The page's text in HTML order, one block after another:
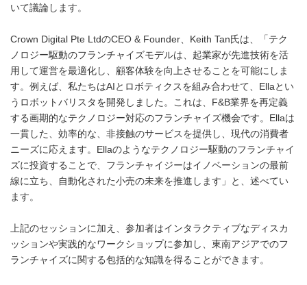
いて議論します。
Crown Digital Pte LtdのCEO & Founder、Keith Tan氏は、「テク
ノロジー駆動のフランチャイズモデルは、起業家が先進技術を活
用して運営を最適化し、顧客体験を向上させることを可能にしま
す。例えば、私たちはAIとロボティクスを組み合わせて、Ellaとい
うロボットバリスタを開発しました。これは、F&B業界を再定義
する画期的なテクノロジー対応のフランチャイズ機会です。Ellaは
一貫した、効率的な、非接触のサービスを提供し、現代の消費者
ニーズに応えます。Ellaのようなテクノロジー駆動のフランチャイ
ズに投資することで、フランチャイジーはイノベーションの最前
線に立ち、自動化された小売の未来を推進します」と、述べてい
ます。
上記のセッションに加え、参加者はインタラクティブなディスカ
ッションや実践的なワークショップに参加し、東南アジアでのフ
ランチャイズに関する包括的な知識を得ることができます。